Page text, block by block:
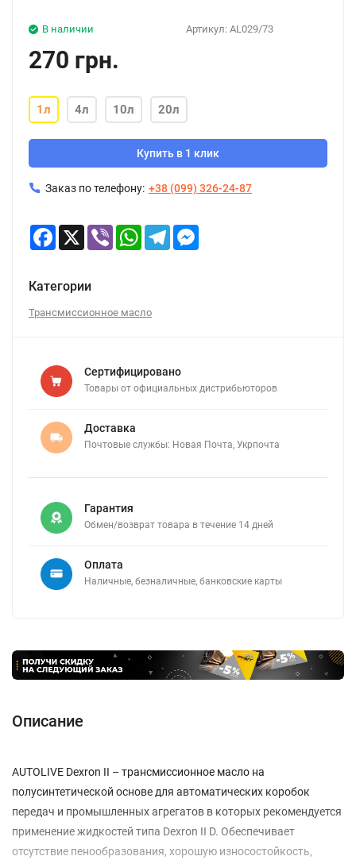
Артикул: AL029/73
В наличии
270 грн.
1л 4л 10л 20л
Купить в 1 клик
Заказ по телефону: +38 (099) 326-24-87
Facebook
X Viber WhatsApp
Telegram
Категории
Трансмиссионное масло
Сертифицировано
Товары от официальных дистрибьюторов
Доставка
Почтовые службы: Новая Почта, Укрпочта
Гарантия
Обмен/возврат товара в течение 14 дней
Оплата
Наличные, безналичные, банковские карты
Описание
AUTOLIVE Dexron II – трансмиссионное масло на
полусинтетической основе для автоматических коробок
передач и промышленных агрегатов в которых рекомендуется
применение жидкостей типа Dexron II D. Обеспечивает
отсутствие пенообразования, хорошую износостойкость,